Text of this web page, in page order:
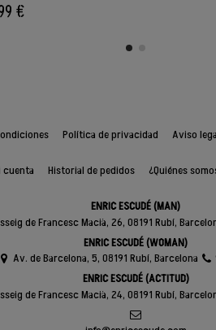
€
Política de privacidad Aviso
cuenta Historial de pedidos ¿Quiénes
ENRIC ESCUDÉ (MAN)
de Francesc Macià, 26, 08191 Rubí,
ENRIC ESCUDÉ (WOMAN)
Av. de Barcelona, 5, 08191 Rubí, Barcelona
ENRIC ESCUDÉ (ACTITUD)
de Francesc Macià, 24, 08191 Rubí,